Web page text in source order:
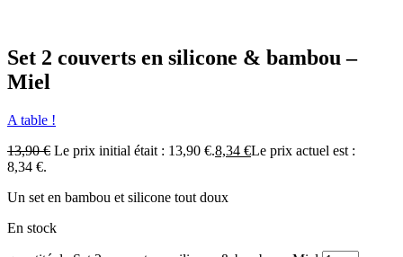
Set 2 couverts en silicone & bambou –
Miel
A table !
13,90€ Le prix initial était : 13,90 €.8,34 €Le prix actuel est :
8,34 €.
Un set en bambou et silicone tout doux
En stock